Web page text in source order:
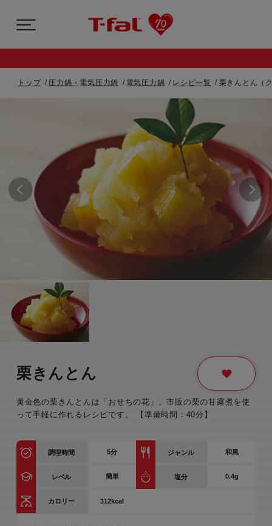
トップ 圧力鍋・電気圧力鍋 電気圧力鍋 レシピ一覧 栗きんとん（
栗きんとん
黄金色の栗きんとんは「おせちの花」。市販の栗の甘露煮を使
って手軽に作れるレシピです。 【準備時間：40分】
調理時間 5分 ジャンル 和風
レベル 簡単 塩分 0.4g
カロリー 312kcal